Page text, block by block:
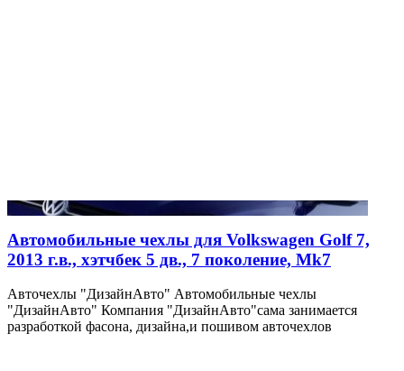
Автомобильные чехлы для Volkswagen Golf 7,
2013 г.в., хэтчбек 5 дв., 7 поколение, Mk7
Авточехлы "ДизайнАвто" Автомобильные чехлы
"ДизайнАвто" Компания "ДизайнАвто"сама занимается
разработкой фасона, дизайна,и пошивом авточехлов